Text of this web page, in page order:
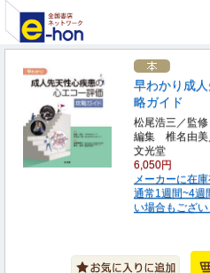
早わかり成
略ガイド
松尾浩三／監
編集 椎名由美
文光堂
6,050円
メーカーに在
通常1週間~4
い場合もござ